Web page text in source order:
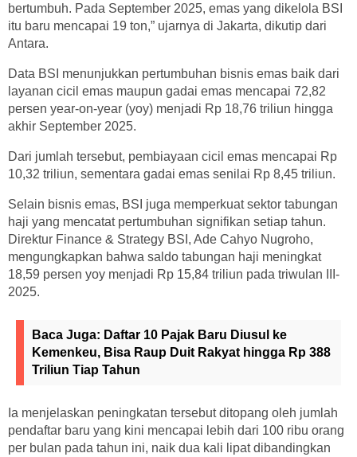
bertumbuh. Pada September 2025, emas yang dikelola BSI
itu baru mencapai 19 ton,” ujarnya di Jakarta, dikutip dari
Antara.
Data BSI menunjukkan pertumbuhan bisnis emas baik dari
layanan cicil emas maupun gadai emas mencapai 72,82
persen year-on-year (yoy) menjadi Rp 18,76 triliun hingga
akhir September 2025.
Dari jumlah tersebut, pembiayaan cicil emas mencapai Rp
10,32 triliun, sementara gadai emas senilai Rp 8,45 triliun.
Selain bisnis emas, BSI juga memperkuat sektor tabungan
haji yang mencatat pertumbuhan signifikan setiap tahun.
Direktur Finance & Strategy BSI, Ade Cahyo Nugroho,
mengungkapkan bahwa saldo tabungan haji meningkat
18,59 persen yoy menjadi Rp 15,84 triliun pada triwulan III-
2025.
Baca Juga: Daftar 10 Pajak Baru Diusul ke
Kemenkeu, Bisa Raup Duit Rakyat hingga Rp 388
Triliun Tiap Tahun
Ia menjelaskan peningkatan tersebut ditopang oleh jumlah
pendaftar baru yang kini mencapai lebih dari 100 ribu orang
per bulan pada tahun ini, naik dua kali lipat dibandingkan